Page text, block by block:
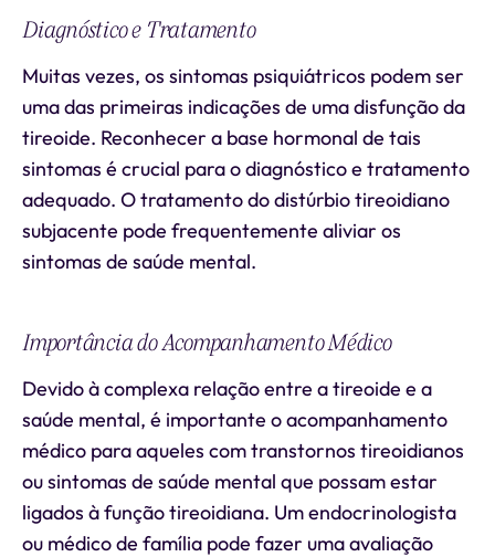
Diagnóstico e Tratamento
Muitas vezes, os sintomas psiquiátricos podem ser
uma das primeiras indicações de uma disfunção da
tireoide. Reconhecer a base hormonal de tais
sintomas é crucial para o diagnóstico e tratamento
adequado. O tratamento do distúrbio tireoidiano
subjacente pode frequentemente aliviar os
sintomas de saúde mental.
Importância do Acompanhamento Médico
Devido à complexa relação entre a tireoide e a
saúde mental, é importante o acompanhamento
médico para aqueles com transtornos tireoidianos
ou sintomas de saúde mental que possam estar
ligados à função tireoidiana. Um endocrinologista
ou médico de família pode fazer uma avaliação